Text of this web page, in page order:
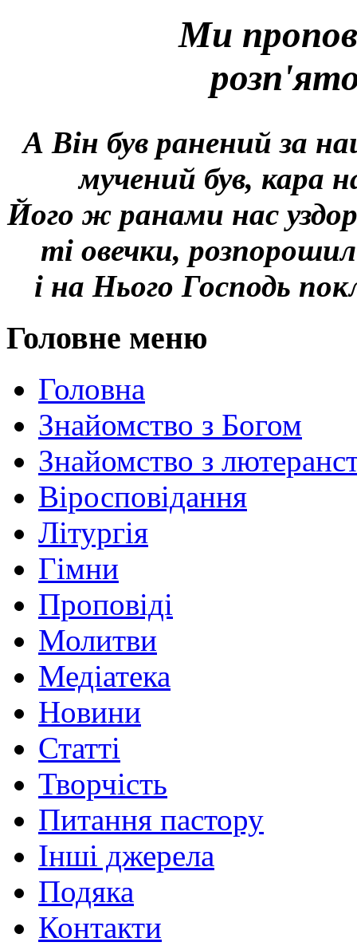
Ми
А Він був ранений за
мучений був, кара
Його ж ранами нас
ті овечки,
і на Нього Господь
Головне меню
Головна
Знайомство з Богом
Знайомство з
Віросповідання
Літургія
Гімни
Проповіді
Молитви
Медіатека
Новини
Статті
Творчість
Питання пастору
Інші джерела
Подяка
Контакти